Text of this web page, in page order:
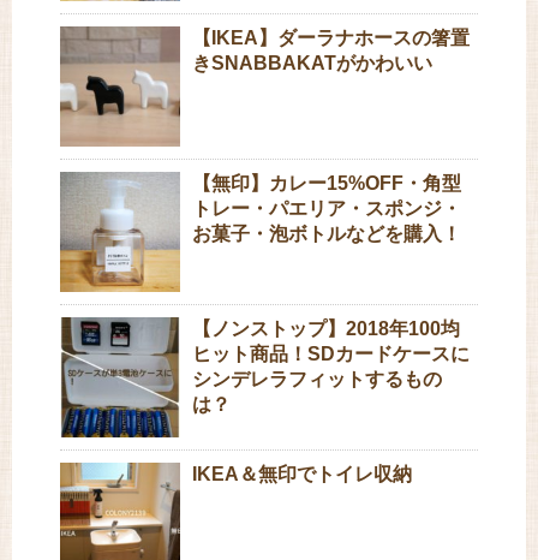
【IKEA】ダーラナホースの箸置
きSNABBAKATがかわいい
【無印】カレー15%OFF・角型
トレー・パエリア・スポンジ・
お菓子・泡ボトルなどを購入！
【ノンストップ】2018年100均
ヒット商品！SDカードケースに
シンデレラフィットするもの
は？
IKEA＆無印でトイレ収納